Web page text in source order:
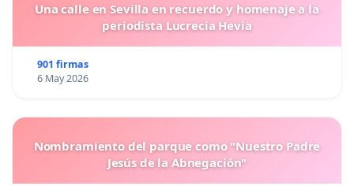
Una calle en Sevilla en recuerdo y homenaje a la
periodista Lucrecia Hevia
901 firmas
6 May 2026
Nombramiento del parque como "Nuestro Padre
Jesús de la Abnegación"